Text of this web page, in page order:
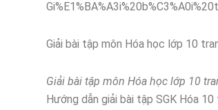
Giải bài tập môn Hóa học lớp 10
Giải bài tập môn Hóa học lớp 10
Hướng dẫn giải bài tập SGK Hóa 10